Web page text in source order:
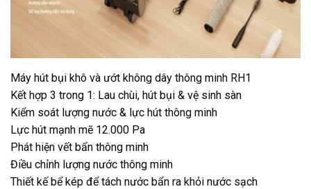
Máy hút bụi khô và ướt không dây thông minh RH1
Kết hợp 3 trong 1: Lau chùi, hút bụi & vệ sinh sàn
Kiểm soát lượng nước & lực hút thông minh
Lực hút mạnh mẽ 12.000 Pa
Phát hiện vết bẩn thông minh
Điều chỉnh lượng nước thông minh
Thiết kế bể kép để tách nước bẩn ra khỏi nước sạch